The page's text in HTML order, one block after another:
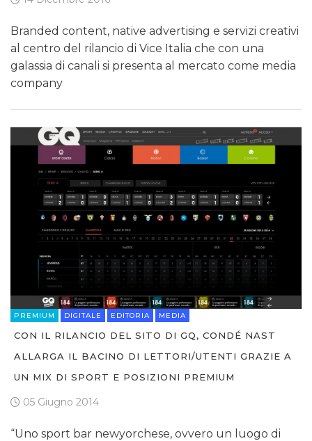
Branded content, native advertising e servizi creativi
al centro del rilancio di Vice Italia che con una
galassia di canali si presenta al mercato come media
company
PREMIUM DIGITALE EDITORIA MEDIA
CON IL RILANCIO DEL SITO DI GQ, CONDÉ NAST
ALLARGA IL BACINO DI LETTORI/UTENTI GRAZIE A
UN MIX DI SPORT E POSIZIONI PREMIUM
05 Giugno 2014
“Uno sport bar newyorchese, ovvero un luogo di